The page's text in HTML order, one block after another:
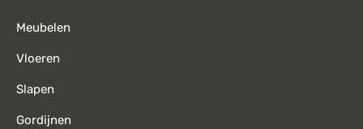
Meubelen
Vloeren
Slapen
Gordijnen